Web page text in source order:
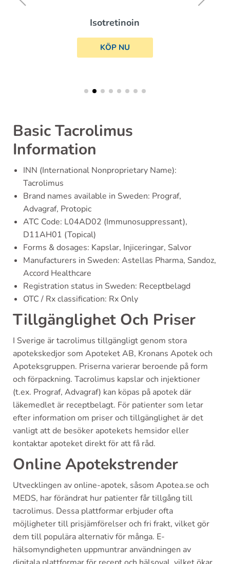
Isotretinoin
KÖP NU
Basic Tacrolimus
Information
INN (International Nonproprietary Name):
Tacrolimus
Brand names available in Sweden: Prograf,
Advagraf, Protopic
ATC Code: L04AD02 (Immunosuppressant),
D11AH01 (Topical)
Forms & dosages: Kapslar, Injiceringar, Salvor
Manufacturers in Sweden: Astellas Pharma, Sandoz,
Accord Healthcare
Registration status in Sweden: Receptbelagd
OTC / Rx classification: Rx Only
Tillgänglighet Och Priser
I Sverige är tacrolimus tillgängligt genom stora
apotekskedjor som Apoteket AB, Kronans Apotek och
Apoteksgruppen. Priserna varierar beroende på form
och förpackning. Tacrolimus kapslar och injektioner
(t.ex. Prograf, Advagraf) kan köpas på apotek där
läkemedlet är receptbelagt. För patienter som letar
efter information om priser och tillgänglighet är det
vanligt att de besöker apotekets hemsidor eller
kontaktar apoteket direkt för att få råd.
Online Apotekstrender
Utvecklingen av online-apotek, såsom Apotea.se och
MEDS, har förändrat hur patienter får tillgång till
tacrolimus. Dessa plattformar erbjuder ofta
möjligheter till prisjämförelser och fri frakt, vilket gör
dem till populära alternativ för många. E-
hälsomyndigheten uppmuntrar användningen av